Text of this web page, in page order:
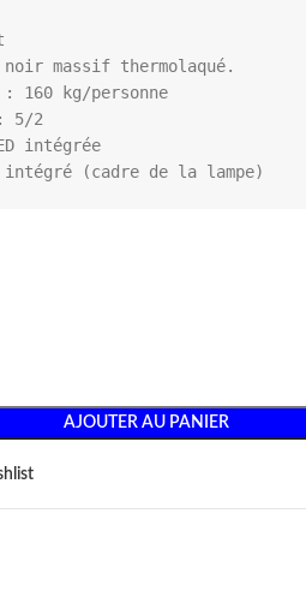
intégré (cadre de la lampe)
AJOUTER AU PANIER